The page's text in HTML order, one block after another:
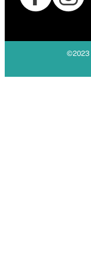
©2023